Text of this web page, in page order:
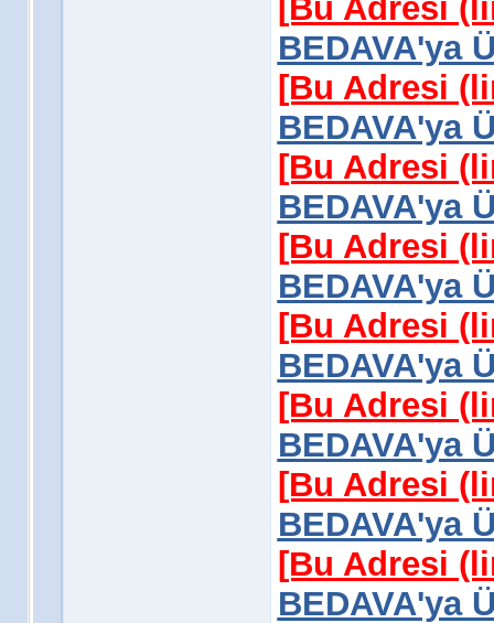
[Bu Adresi
BEDAVA'ya
[Bu Adresi
BEDAVA'ya
[Bu Adresi
BEDAVA'ya
[Bu Adresi
BEDAVA'ya
[Bu Adresi
BEDAVA'ya
[Bu Adresi
BEDAVA'ya
[Bu Adresi
BEDAVA'ya
[Bu Adresi
BEDAVA'ya